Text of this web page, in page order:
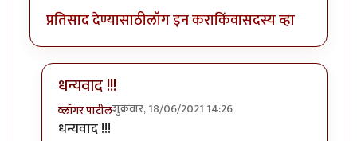
प्रतिसाद देण्यासाठीलॉग इन कराकिंवासदस्य व्हा
धन्यवाद !!!
व्लॉगर पाटीलशुक्रवार, 18/06/2021 14:26
In reply to
धन्यवाद !!!